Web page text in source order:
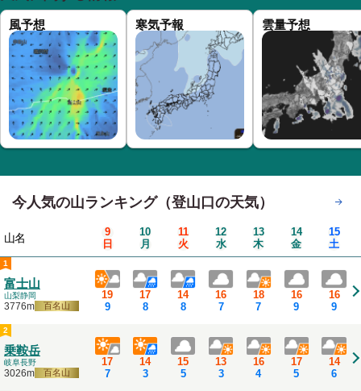
風予想 寒気予報 雲量予想
今人気の山ランキング（登山口の天気）
山名
9
日
10
月
11
火
12
水
13
木
14
金
15
土
1
富士山
山梨静岡
3776m 百名山
19
9
17
8
14
8
16
7
18
7
16
9
16
9
2
乗鞍岳
岐阜長野
3026m 百名山
17
7
14
3
15
5
13
3
16
4
17
5
14
6